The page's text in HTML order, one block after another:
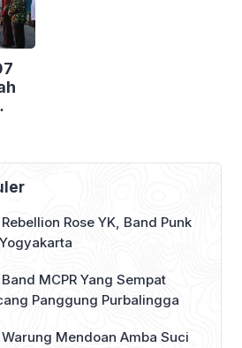
Rose YK, Band Punk
MCPR Yang Sempat
Panggung Purbalingga
Mendoan Amba Suci